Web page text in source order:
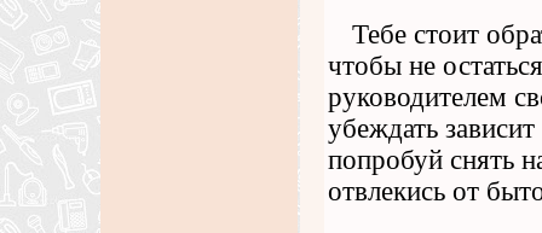
Тебе стоит
чтобы не
руководителем
убеждать
попробуй снять
отвлекись от